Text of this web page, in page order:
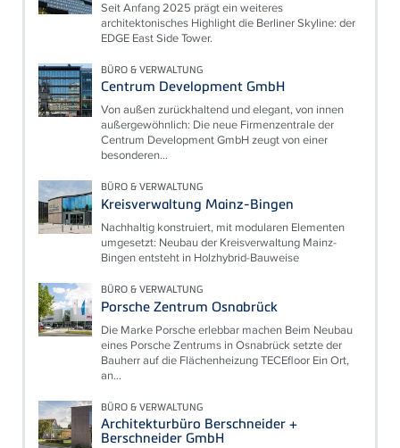
Seit Anfang 2025 prägt ein weiteres
architektonisches Highlight die Berliner Skyline: der
EDGE East Side Tower.
BÜRO & VERWALTUNG
Centrum Development GmbH
Von außen zurückhaltend und elegant, von innen
außergewöhnlich: Die neue Firmenzentrale der
Centrum Development GmbH zeugt von einer
besonderen...
BÜRO & VERWALTUNG
Kreisverwaltung Mainz-Bingen
Nachhaltig konstruiert, mit modularen Elementen
umgesetzt: Neubau der Kreisverwaltung Mainz-
Bingen entsteht in Holzhybrid-Bauweise
BÜRO & VERWALTUNG
Porsche Zentrum Osnabrück
Die Marke Porsche erlebbar machen Beim Neubau
eines Porsche Zentrums in Osnabrück setzte der
Bauherr auf die Flächenheizung TECEfloor Ein Ort,
an...
BÜRO & VERWALTUNG
Architekturbüro Berschneider +
Berschneider GmbH